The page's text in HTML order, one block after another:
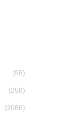
(98)
(258)
(3066)